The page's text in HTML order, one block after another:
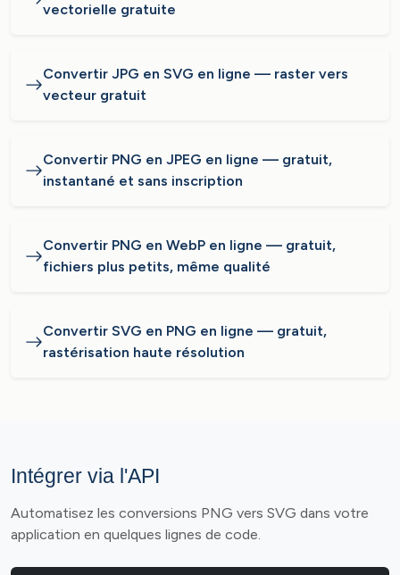
vectorielle gratuite
Convertir JPG en SVG en ligne — raster vers
vecteur gratuit
Convertir PNG en JPEG en ligne — gratuit,
instantané et sans inscription
Convertir PNG en WebP en ligne — gratuit,
fichiers plus petits, même qualité
Convertir SVG en PNG en ligne — gratuit,
rastérisation haute résolution
Intégrer via l'API
Automatisez les conversions PNG vers SVG dans votre
application en quelques lignes de code.